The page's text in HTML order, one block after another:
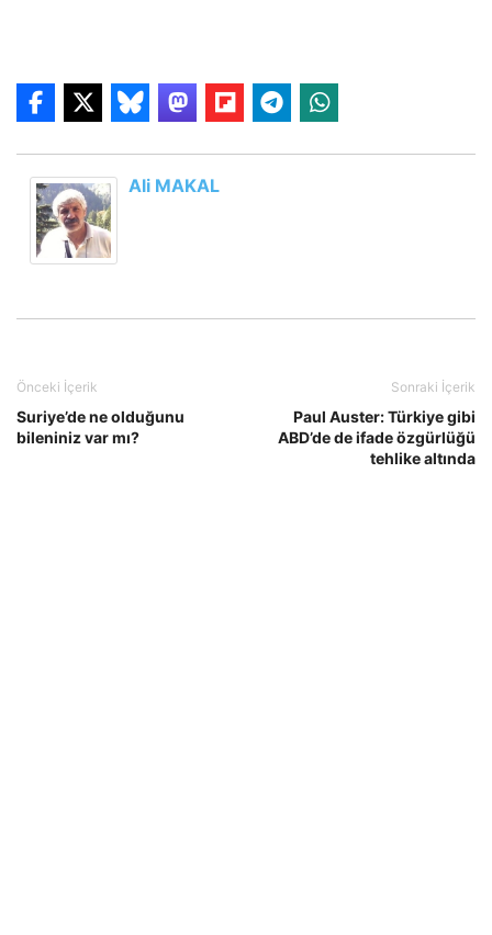
Ali MAKAL
Önceki İçerik
Suriye’de ne olduğunu
bileniniz var mı?
Sonraki İçerik
Paul Auster: Türkiye gibi
ABD’de de ifade özgürlüğü
tehlike altında